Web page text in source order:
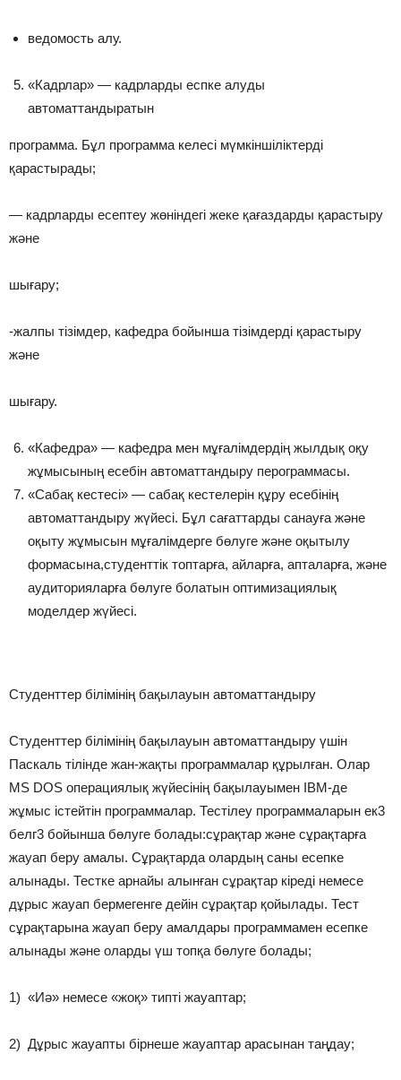
ведомость алу.
«Кадрлар» — кадрларды еспке алуды
автоматтандыратын
программа. Бұл программа келесі мүмкіншіліктерді
қарастырады;
— кадрларды есептеу жөніндегі жеке қағаздарды қарастыру
және
шығару;
-жалпы тізімдер, кафедра бойынша тізімдерді қарастыру
және
шығару.
«Кафедра» — кафедра мен мұғалімдердің жылдық оқу
жұмысының есебін автоматтандыру перограммасы.
«Сабақ кестесі» — сабақ кестелерін құру есебінің
автоматтандыру жүйесі. Бұл сағаттарды санауға және
оқыту жұмысын мұғалімдерге бөлуге және оқытылу
формасына,студенттік топтарға, айларға, апталарға, және
аудиторияларға бөлуге болатын оптимизациялық
моделдер жүйесі.
Студенттер білімінің бақылауын автоматтандыру
Студенттер білімінің бақылауын автоматтандыру үшін
Паскаль тілінде жан-жақты программалар құрылған. Олар
MS DOS операциялық жүйесінің бақылауымен IBM-де
жұмыс істейтін программалар. Тестілеу программаларын ек3
белг3 бойынша бөлуге болады:сұрақтар және сұрақтарға
жауап беру амалы. Сұрақтарда олардың саны есепке
алынады. Тестке арнайы алынған сұрақтар кіреді немесе
дұрыс жауап бермегенге дейін сұрақтар қойылады. Тест
сұрақтарына жауап беру амалдары программамен есепке
алынады және оларды үш топқа бөлуге болады;
1) «Иә» немесе «жоқ» типті жауаптар;
2) Дұрыс жауапты бірнеше жауаптар арасынан таңдау;